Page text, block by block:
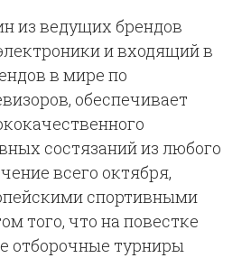
из ведущих брендов
и входящий в
в мире по
обеспечивает
состязаний из любого
всего октября,
спортивными
того, что на повестке
отборочные турниры